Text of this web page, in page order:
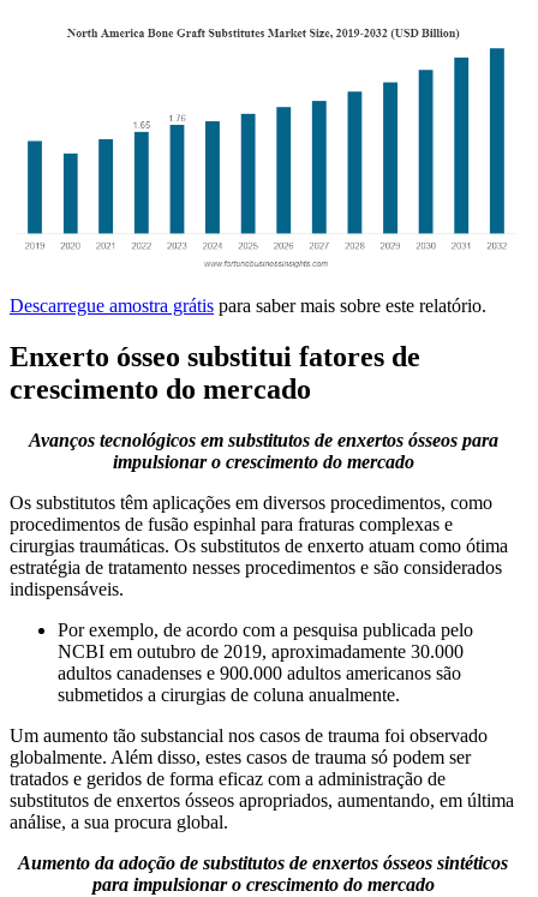
Descarregue amostra grátis para saber mais sobre este relatório.
Enxerto ósseo substitui fatores de
crescimento do mercado
Avanços tecnológicos em substitutos de enxertos ósseos para
impulsionar o crescimento do mercado
Os substitutos têm aplicações em diversos procedimentos, como
procedimentos de fusão espinhal para fraturas complexas e
cirurgias traumáticas. Os substitutos de enxerto atuam como ótima
estratégia de tratamento nesses procedimentos e são considerados
indispensáveis.
Por exemplo, de acordo com a pesquisa publicada pelo
NCBI em outubro de 2019, aproximadamente 30.000
adultos canadenses e 900.000 adultos americanos são
submetidos a cirurgias de coluna anualmente.
Um aumento tão substancial nos casos de trauma foi observado
globalmente. Além disso, estes casos de trauma só podem ser
tratados e geridos de forma eficaz com a administração de
substitutos de enxertos ósseos apropriados, aumentando, em última
análise, a sua procura global.
Aumento da adoção de substitutos de enxertos ósseos sintéticos
para impulsionar o crescimento do mercado